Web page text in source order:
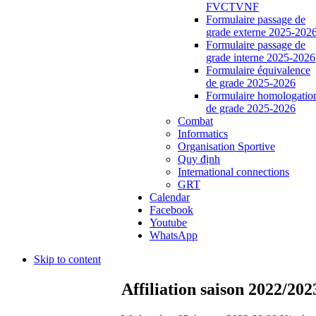
FVCTVNF
Formulaire passage de
grade externe 2025-
Formulaire passage de
grade interne 2025-2026
Formulaire équivalence
de grade 2025-2026
Formulaire
de grade 2025-2026
Combat
Informatics
Organisation Sportive
Quy định
International connections
GRT
Calendar
Facebook
Youtube
WhatsApp
Skip to content
Affiliation saison 2022/